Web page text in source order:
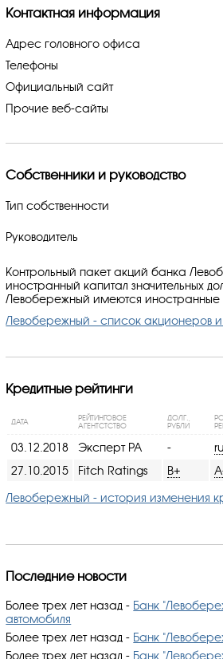
Контактная информация
Адрес головного офиса
Телефоны
Официальный сайт
Прочие веб-сайты
Собственники и руководство
Тип собственности
Руководитель
Контрольный пакет акций банка
иностранный капитал значительных
Левобережный имеются иностранные
Левобережный - список акционеров
Кредитные рейтинги
ДАТА
РЕЙТИНГОВОЕ
АГЕНТСТСТВО
ДОЛГ.,
РУБЛИ
03.12.2018 Эксперт РА -
27.10.2015
Fitch Ratings B+
Левобережный - история изменения
Последние новости
Более трех лет назад- Банк
автомобиля
Более трех лет назад- Банк
Более трех лет назад- Банк